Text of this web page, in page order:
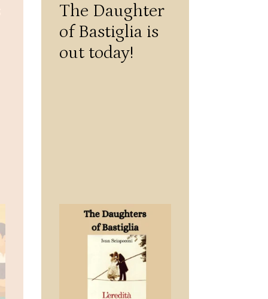
The Daughter
of Bastiglia is
out today!